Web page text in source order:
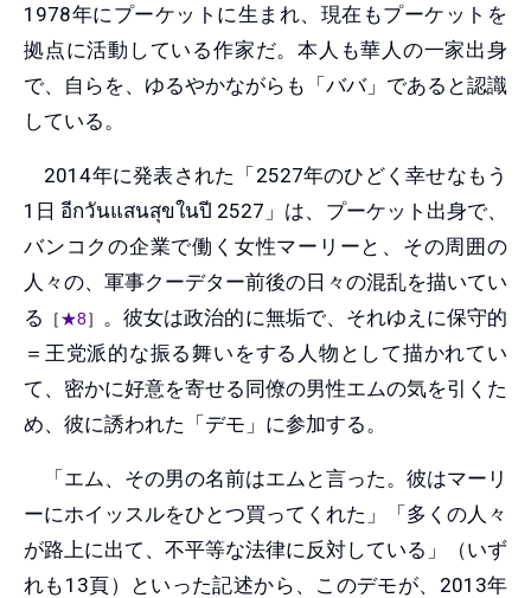
1978年にプーケットに生まれ、現在もプーケットを
拠点に活動している作家だ。本人も華人の一家出身
で、自らを、ゆるやかながらも「ババ」であると認識
している。
2014年に発表された「2527年のひどく幸せなもう
1日 อีกวันแสนสุขในปี 2527」は、プーケット出身で、
バンコクの企業で働く女性マーリーと、その周囲の
人々の、軍事クーデター前後の日々の混乱を描いてい
る
［ ★8］
。彼女は政治的に無垢で、それゆえに保守的
＝王党派的な振る舞いをする人物として描かれてい
て、密かに好意を寄せる同僚の男性エムの気を引くた
め、彼に誘われた「デモ」に参加する。
「エム、その男の名前はエムと言った。彼はマーリ
ーにホイッスルをひとつ買ってくれた」「多くの人々
が路上に出て、不平等な法律に反対している」（いず
れも13頁）といった記述から、このデモが、2013年